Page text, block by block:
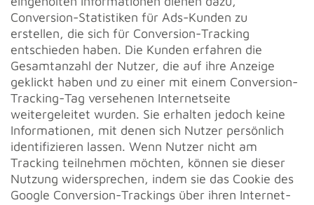
Conversion-Statistiken für Ads-Kunden zu
erstellen, die sich für Conversion-Tracking
entschieden haben. Die Kunden erfahren die
Gesamtanzahl der Nutzer, die auf ihre Anzeige
geklickt haben und zu einer mit einem Conversion-
Tracking-Tag versehenen Internetseite
weitergeleitet wurden. Sie erhalten jedoch keine
Informationen, mit denen sich Nutzer persönlich
identifizieren lassen. Wenn Nutzer nicht am
Tracking teilnehmen möchten, können sie dieser
Nutzung widersprechen, indem sie das Cookie des
Google Conversion-Trackings über ihren Internet-